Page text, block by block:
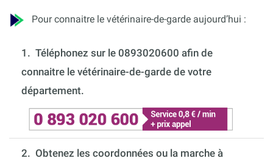
Pour connaitre le vétérinaire-de-garde aujourd’hui :
1. Téléphonez sur le 0893020600 afin de
connaitre le vétérinaire-de-garde de votre
département.
2. Obtenez les coordonnées ou la marche à